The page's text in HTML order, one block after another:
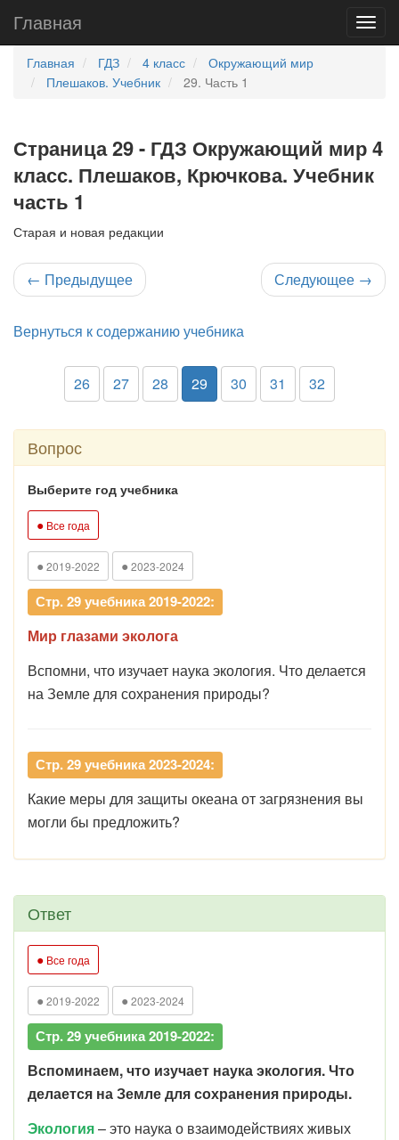
Главная
Главная ГДЗ 4 класс
Окружающий мир
Плешаков. Учебник
29. Часть 1
Страница 29 - ГДЗ Окружающий мир 4
класс. Плешаков, Крючкова. Учебник
часть 1
Старая и новая редакции
← Предыдущее Следующее →
Вернуться к содержанию учебника
26 27 28 29 30 31 32
Вопрос
Выберите год учебника
● Все года
● 2019-2022 ● 2023-2024
Стр. 29 учебника 2019-2022:
Мир глазами эколога
Вспомни, что изучает наука экология. Что делается
на Земле для сохранения природы?
Стр. 29 учебника 2023-2024:
Какие меры для защиты океана от загрязнения вы
могли бы предложить?
Ответ
● Все года
● 2019-2022 ● 2023-2024
Стр. 29 учебника 2019-2022:
Вспоминаем, что изучает наука экология. Что
делается на Земле для сохранения природы.
Экология– это наука о взаимодействиях живых